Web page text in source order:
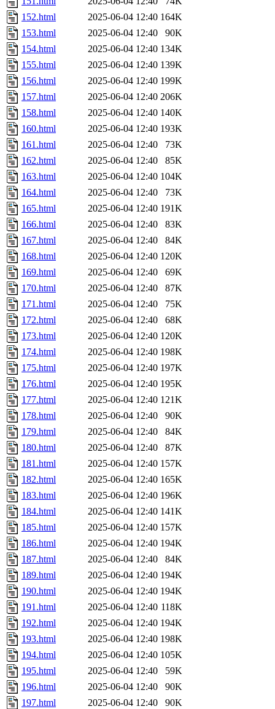
152.html
2025-06-04 12:40 164K
153.html
2025-06-04 12:40
90K
154.html
2025-06-04 12:40 134K
155.html
2025-06-04 12:40 139K
156.html
2025-06-04 12:40 199K
157.html
2025-06-04 12:40 206K
158.html
2025-06-04 12:40 140K
160.html
2025-06-04 12:40 193K
161.html
2025-06-04 12:40
73K
162.html
2025-06-04 12:40
85K
163.html
2025-06-04 12:40 104K
164.html
2025-06-04 12:40
73K
165.html
2025-06-04 12:40 191K
166.html
2025-06-04 12:40
83K
167.html
2025-06-04 12:40
84K
168.html
2025-06-04 12:40 120K
169.html
2025-06-04 12:40
69K
170.html
2025-06-04 12:40
87K
171.html
2025-06-04 12:40
75K
172.html
2025-06-04 12:40
68K
173.html
2025-06-04 12:40 120K
174.html
2025-06-04 12:40 198K
175.html
2025-06-04 12:40 197K
176.html
2025-06-04 12:40 195K
177.html
2025-06-04 12:40 121K
178.html
2025-06-04 12:40
90K
179.html
2025-06-04 12:40
84K
180.html
2025-06-04 12:40
87K
181.html
2025-06-04 12:40 157K
182.html
2025-06-04 12:40 165K
183.html
2025-06-04 12:40 196K
184.html
2025-06-04 12:40 141K
185.html
2025-06-04 12:40 157K
186.html
2025-06-04 12:40 194K
187.html
2025-06-04 12:40
84K
189.html
2025-06-04 12:40 194K
190.html
2025-06-04 12:40 194K
191.html
2025-06-04 12:40 118K
192.html
2025-06-04 12:40 194K
193.html
2025-06-04 12:40 198K
194.html
2025-06-04 12:40 105K
195.html
2025-06-04 12:40
59K
196.html
2025-06-04 12:40
90K
197.html
2025-06-04 12:40
90K